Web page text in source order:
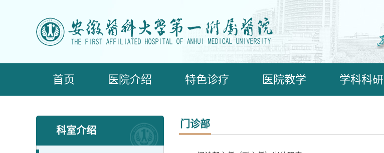
首页 医院介绍 特色诊疗 医院教学 学科科研
科室介绍
门诊部